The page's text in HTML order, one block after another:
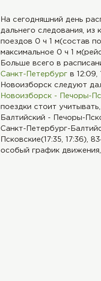
На сегодняшний день
дальнего следования,
поездов 0 ч 1 м(состав
максимальное 0 ч 1
Больше всего в
Санкт-Петербург в
Новоизборск следуют
Новоизборск - Печоры-
поездки стоит
Балтийский - Печоры-
Санкт-Петербург-
Псковские(17:35, 17:36),
особый график